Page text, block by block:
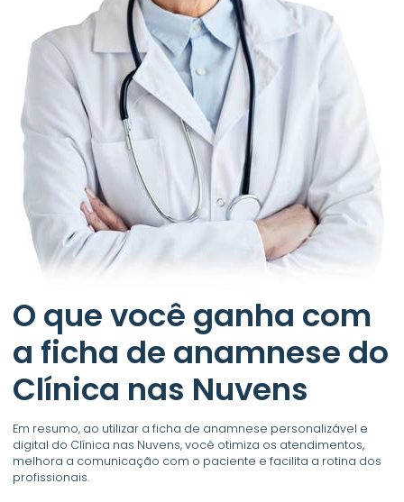
O que você ganha com
a ficha de anamnese do
Clínica nas Nuvens
Em resumo, ao utilizar a ficha de anamnese personalizável e
digital do Clínica nas Nuvens, você otimiza os atendimentos,
melhora a comunicação com o paciente e facilita a rotina dos
profissionais.